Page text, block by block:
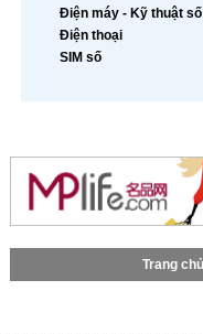
Điện máy - Kỹ thuật số
Điện thoại
SIM số
Trang chủ